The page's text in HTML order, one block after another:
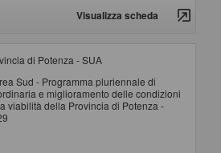
Visualizza scheda
di Potenza - SUA
Sud - Programma pluriennale di
e miglioramento delle condizioni
viabilità della Provincia di Potenza -